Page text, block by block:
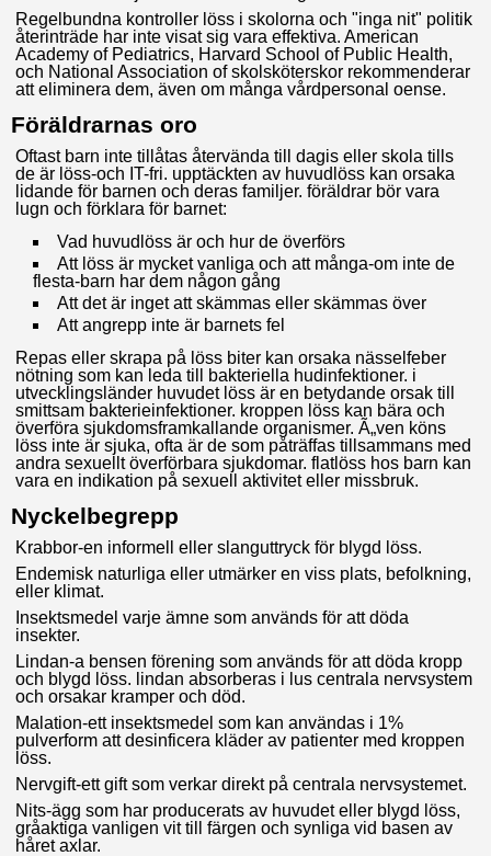
Regelbundna kontroller löss i skolorna och "inga nit" politik
återinträde har inte visat sig vara effektiva. American
Academy of Pediatrics, Harvard School of Public Health,
och National Association of skolsköterskor rekommenderar
att eliminera dem, även om många vårdpersonal oense.
Föräldrarnas oro
Oftast barn inte tillåtas återvända till dagis eller skola tills
de är löss-och IT-fri. upptäckten av huvudlöss kan orsaka
lidande för barnen och deras familjer. föräldrar bör vara
lugn och förklara för barnet:
Vad huvudlöss är och hur de överförs
Att löss är mycket vanliga och att många-om inte de
flesta-barn har dem någon gång
Att det är inget att skämmas eller skämmas över
Att angrepp inte är barnets fel
Repas eller skrapa på löss biter kan orsaka nässelfeber
nötning som kan leda till bakteriella hudinfektioner. i
utvecklingsländer huvudet löss är en betydande orsak till
smittsam bakterieinfektioner. kroppen löss kan bära och
överföra sjukdomsframkallande organismer. Ã„ven köns
löss inte är sjuka, ofta är de som påträffas tillsammans med
andra sexuellt överförbara sjukdomar. flatlöss hos barn kan
vara en indikation på sexuell aktivitet eller missbruk.
Nyckelbegrepp
Krabbor-en informell eller slanguttryck för blygd löss.
Endemisk naturliga eller utmärker en viss plats, befolkning,
eller klimat.
Insektsmedel varje ämne som används för att döda
insekter.
Lindan-a bensen förening som används för att döda kropp
och blygd löss. lindan absorberas i lus centrala nervsystem
och orsakar kramper och död.
Malation-ett insektsmedel som kan användas i 1%
pulverform att desinficera kläder av patienter med kroppen
löss.
Nervgift-ett gift som verkar direkt på centrala nervsystemet.
Nits-ägg som har producerats av huvudet eller blygd löss,
gråaktiga vanligen vit till färgen och synliga vid basen av
håret axlar.